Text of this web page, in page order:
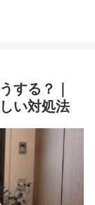
する？｜
い対処法